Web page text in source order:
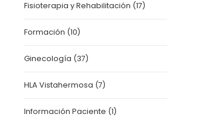
Fisioterapia y Rehabilitación (17)
Formación (10)
Ginecología (37)
HLA Vistahermosa (7)
Información Paciente (1)